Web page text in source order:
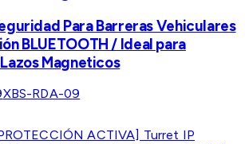
Para Barreras Vehiculares
BLUETOOTH / Ideal para
Magneticos
XBS-RDA-09